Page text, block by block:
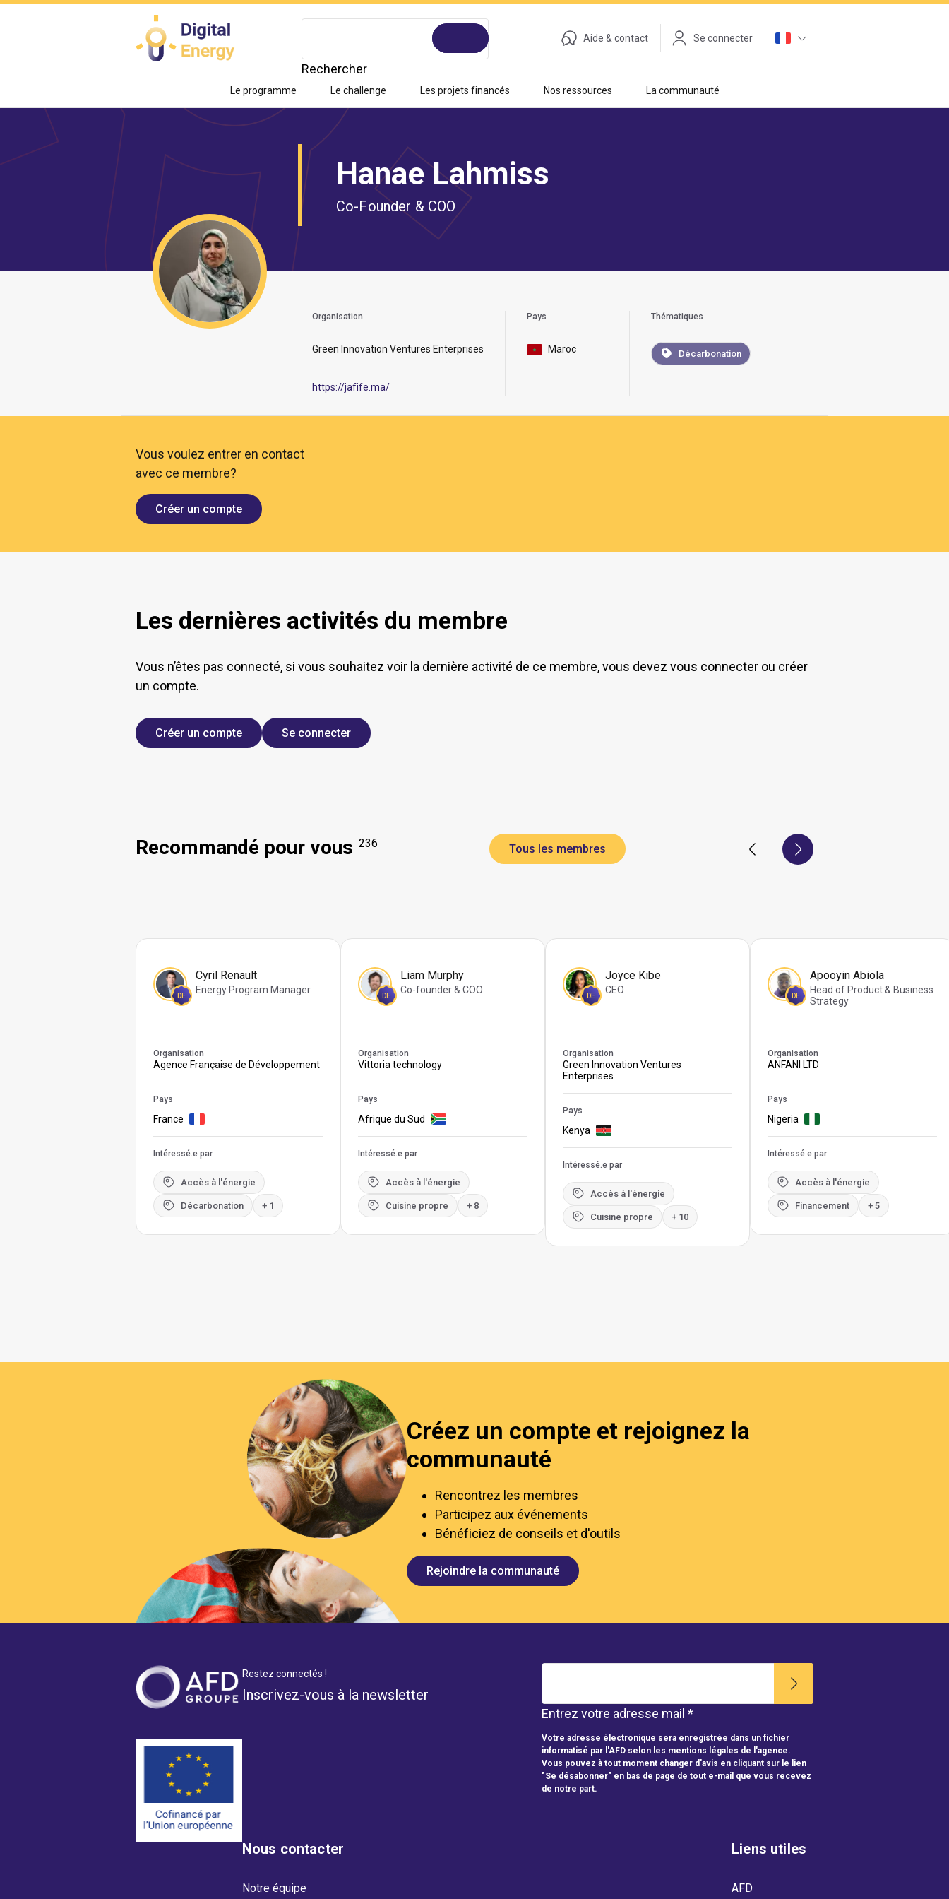
Rechercher
Aide & contact Se connecter
Le programme Le challenge Les projets financés Nos ressources La communauté
Hanae Lahmiss
Co-Founder & COO
Organisation
Green Innovation Ventures Enterprises
https://jafife.ma/
Pays
Maroc
Thématiques
Décarbonation
Vous voulez entrer en contact
avec ce membre?
Créer un compte
Les dernières activités du membre
Vous n’êtes pas connecté, si vous souhaitez voir la dernière activité de ce membre, vous devez vous connecter ou créer
un compte.
Créer un compte Se connecter
Recommandé pour vous 236 Tous les membres
DE
Cyril Renault
Energy Program Manager
Organisation
Agence Française de Développement
Pays
France
Intéressé.e par
Accès à l'énergie
Décarbonation + 1
DE
Liam Murphy
Co-founder & COO
Organisation
Vittoria technology
Pays
Afrique du Sud
Intéressé.e par
Accès à l'énergie
Cuisine propre + 8
DE
Joyce Kibe
CEO
Organisation
Green Innovation Ventures
Enterprises
Pays
Kenya
Intéressé.e par
Accès à l'énergie
Cuisine propre + 10
DE
Apooyin Abiola
Head of Product & Business
Strategy
Organisation
ANFANI LTD
Pays
Nigeria
Intéressé.e par
Accès à l'énergie
Financement + 5
Créez un compte et rejoignez la
communauté
Rencontrez les membres
Participez aux événements
Bénéficiez de conseils et d'outils
Rejoindre la communauté
Restez connectés !
Inscrivez-vous à la newsletter
Entrez votre adresse mail *
Votre adresse électronique sera enregistrée dans un fichier
informatisé par l'AFD selon les mentions légales de l'agence.
Vous pouvez à tout moment changer d'avis en cliquant sur le lien
"Se désabonner" en bas de page de tout e-mail que vous recevez
de notre part.
Nous contacter
Notre équipe
Liens utiles
AFD